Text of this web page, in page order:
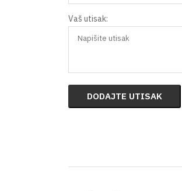
Vaš utisak:
DODAJTE UTISAK